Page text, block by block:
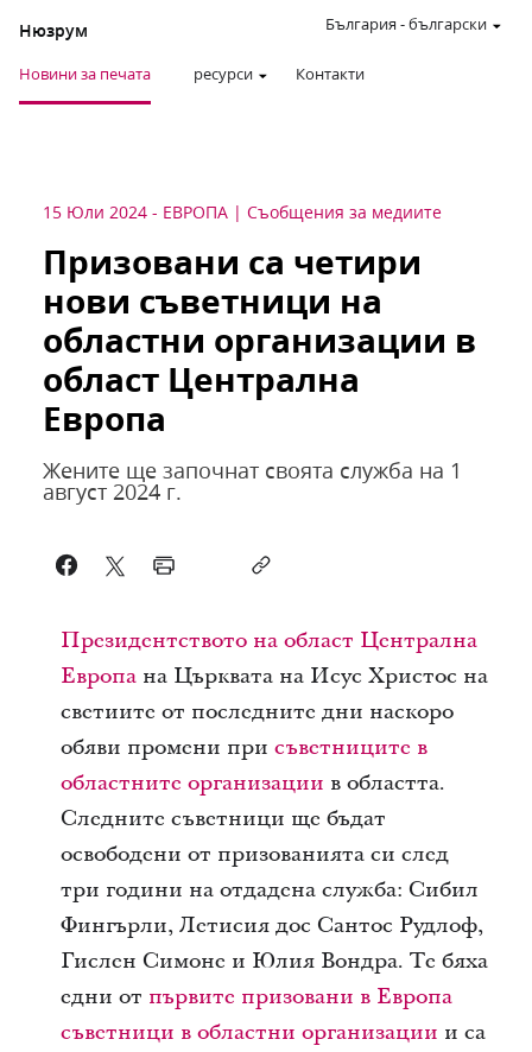
Нюзрум
Новини за печата ресурси Контакти
България -български
15 Юли 2024 - ЕВРОПА Съобщения за медиите
Призовани са четири
нови съветници на
областни организации в
област Централна
Европа
Жените ще започнат своята служба на 1
август 2024 г.
Президентството на област Централна
Европана Църквата на Исус Христос на
светиите от последните дни наскоро
обяви промени при съветниците в
областните организации в областта.
Следните съветници ще бъдат
освободени от призованията си след
три години на отдадена служба: Сибил
Фингърли, Летисия дос Сантос Рудлоф,
Гислен Симоне и Юлия Вондра. Те бяха
едни от първите призовани в Европа
съветници в областни организации и са